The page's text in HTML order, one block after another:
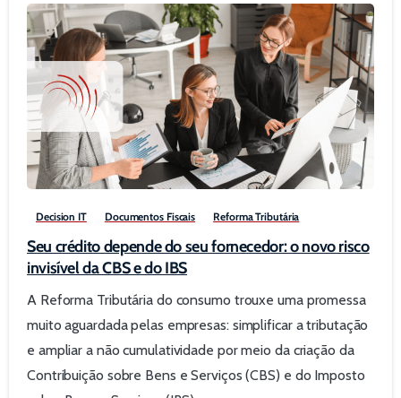
0
Decision IT Documentos Fiscais Reforma Tributária
Seu crédito depende do seu fornecedor: o novo risco
invisível da CBS e do IBS
A Reforma Tributária do consumo trouxe uma promessa
muito aguardada pelas empresas: simplificar a tributação
e ampliar a não cumulatividade por meio da criação da
Contribuição sobre Bens e Serviços (CBS) e do Imposto